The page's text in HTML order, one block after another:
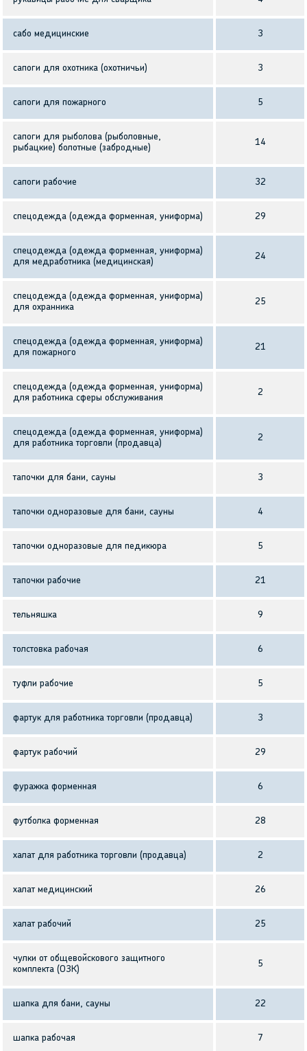
сабо медицинские 3
сапоги для охотника (охотничьи) 3
сапоги для пожарного 5
сапоги для рыболова (рыболовные,
рыбацкие) болотные (забродные)
14
сапоги рабочие 32
спецодежда (одежда форменная, униформа) 29
спецодежда (одежда форменная, униформа)
для медработника (медицинская)
24
спецодежда (одежда форменная, униформа)
для охранника
25
спецодежда (одежда форменная, униформа)
для пожарного
21
спецодежда (одежда форменная, униформа)
для работника сферы обслуживания
2
спецодежда (одежда форменная, униформа)
для работника торговли (продавца)
2
тапочки для бани, сауны 3
тапочки одноразовые для бани, сауны 4
тапочки одноразовые для педикюра 5
тапочки рабочие 21
тельняшка 9
толстовка рабочая 6
туфли рабочие 5
фартук для работника торговли (продавца) 3
фартук рабочий 29
фуражка форменная 6
футболка форменная 28
халат для работника торговли (продавца) 2
халат медицинский 26
халат рабочий 25
чулки от общевойскового защитного
комплекта (ОЗК)
5
шапка для бани, сауны 22
шапка рабочая 7